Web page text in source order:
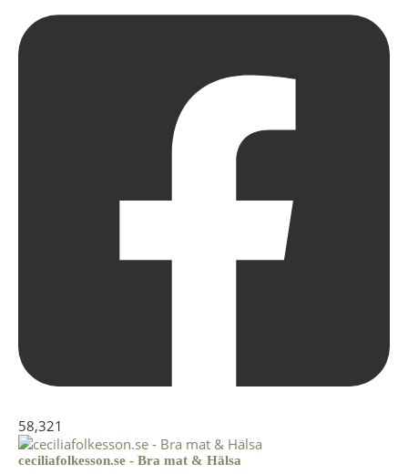
58,321
ceciliafolkesson.se - Bra mat & Hälsa